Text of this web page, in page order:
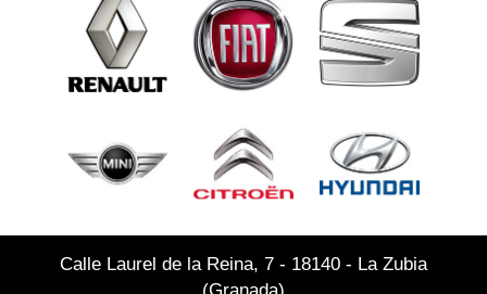
Calle Laurel de la Reina, 7 - 18140 - La Zubia